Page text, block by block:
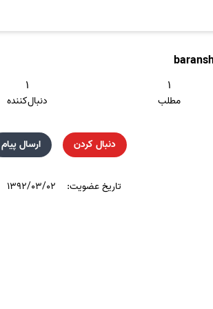
۱
مطلب
۱
دنبال‌کننده
دنبال کردن ارسال پیام
تاریخ عضویت: ۱۳۹۲/۰۳/۰۲